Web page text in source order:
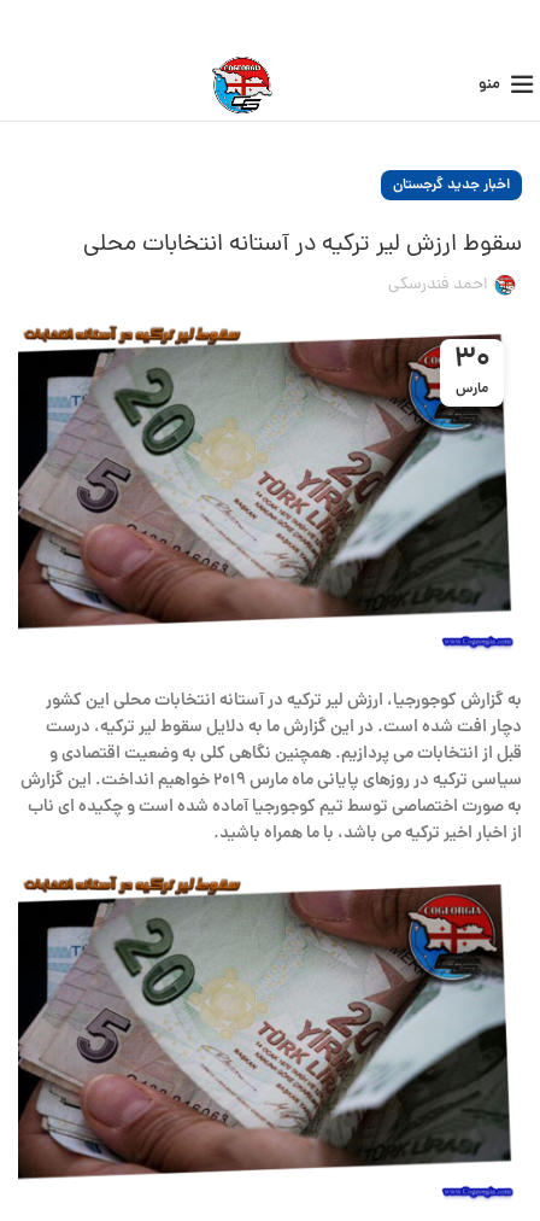
منو
اخبار جدید گرجستان
سقوط ارزش لیر ترکیه در آستانه انتخابات محلی
احمد فندرسکی
30
مارس
به گزارش کوجورجیا، ارزش لیر ترکیه در آستانه انتخابات محلی این کشور
دچار افت شده است. در این گزارش ما به دلایل سقوط لیر ترکیه، درست
قبل از انتخابات می پردازیم. همچنین نگاهی کلی به وضعیت اقتصادی و
سیاسی ترکیه در روزهای پایانی ماه مارس ۲۰۱۹ خواهیم انداخت. این گزارش
به صورت اختصاصی توسط تیم کوجورجیا آماده شده است و چکیده ای ناب
از اخبار اخیر ترکیه می باشد، با ما همراه باشید.